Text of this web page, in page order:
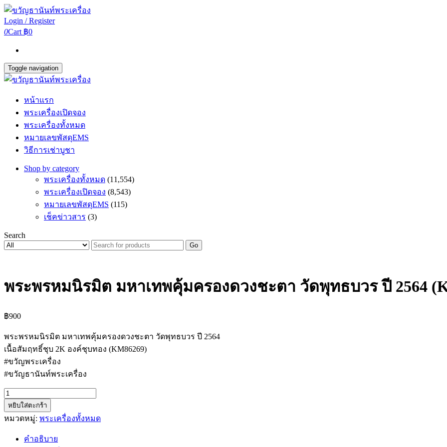
Login / Register
0Cart ฿0
Toggle navigation
หน้าแรก
พระเครื่องเปิดจอง
พระเครื่องทั้งหมด
หมายเลขพัสดุEMS
วิธีการเช่าบูชา
Shop by category
พระเครื่องทั้งหมด (11,554)
พระเครื่องเปิดจอง (8,543)
หมายเลขพัสดุEMS (115)
เช็คข่าวสาร (3)
Search
Go
พระพรหมนิรมิต มหาเทพคุ้มครองดวงชะตา วัดพุทธบวร ปี 2564
฿900
พระพรหมนิรมิต มหาเทพคุ้มครองดวงชะตา วัดพุทธบวร ปี 2564
เนื้อสัมฤทธิ์ชุบ 2K องค์ชุบทอง (KM86269)
#ขวัญพระเครื่อง
#ขวัญธานันท์พระเครื่อง
จำนวน
พระ
พรหม
มหาเทพ
หยิบใส่ตะกร้า
หมวดหมู่: พระเครื่องทั้งหมด
คำอธิบาย